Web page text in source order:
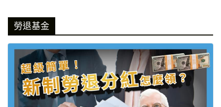
勞退基金